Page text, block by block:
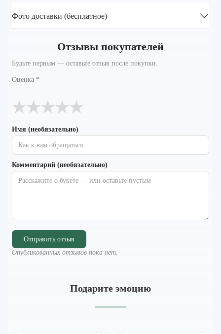
Фото доставки (бесплатное)
Отзывы покупателей
Будьте первым — оставьте отзыв после покупки.
Оценка *
★
★
★
★
★
Имя (необязательно)
Комментарий (необязательно)
Отправить отзыв
Опубликованных отзывов пока нет.
Подарите эмоцию